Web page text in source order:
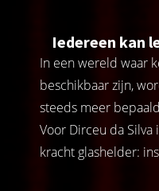
Iedereen kan
In een wereld waar
beschikbaar zijn,
steeds meer
Voor Dirceu da
kracht glashelder: